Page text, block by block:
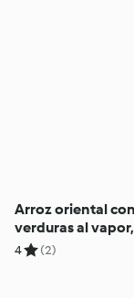
Arroz oriental con
verduras al
yogur y galletas
4 (2)